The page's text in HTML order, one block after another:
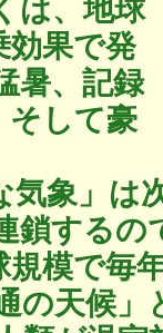
は、地球
効果で発
暑、記録
そして豪
気象」は
鎖するの
規模で毎
の天候